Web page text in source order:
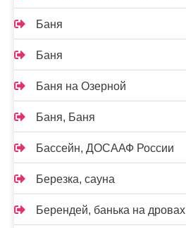
Баня
Баня
Баня на Озерной
Баня, Баня
Бассейн, ДОСААФ России
Березка, сауна
Берендей, банька на дровах